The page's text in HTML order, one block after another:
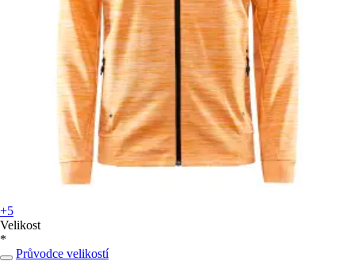
+5
Velikost
*
Průvodce velikostí